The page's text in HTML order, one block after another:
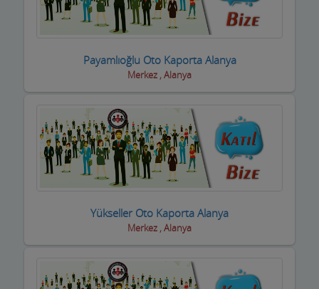
Klimacılar
Kozmetik Firmaları
Kreş ve Bakımevleri
Kuaför Salonları
Kuran Kursu
Kurs Eğitim Hizmetleri
Kuru Temizleme,Yıkama
Kuruyemiş ve Şekerleme Ürünleri
Kuyumcular
Payamlıoğlu Oto Kaporta Alanya
Merkez , Alanya
Yükseller Oto Kaporta Alanya
Merkez , Alanya